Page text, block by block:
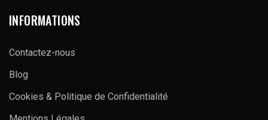
INFORMATIONS
Contactez-nous
Blog
Cookies & Politique de Confidentialité